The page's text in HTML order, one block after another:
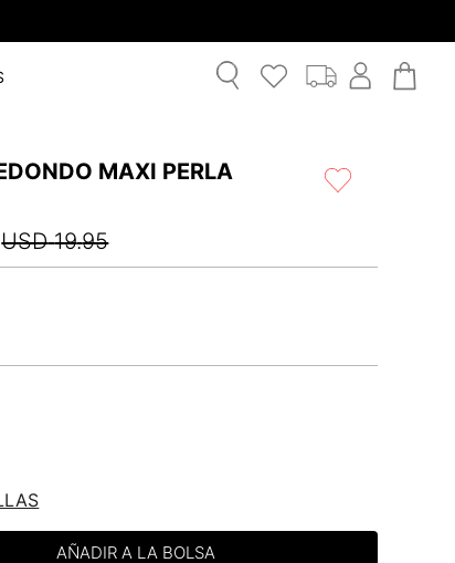
MAXI PERLA
USD 19.95